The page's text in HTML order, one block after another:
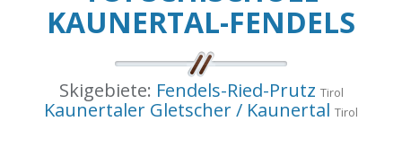
KAUNERTAL-FENDELS
Skigebiete: Fendels-Ried-Prutz Tirol
Kaunertaler Gletscher / Kaunertal Tirol